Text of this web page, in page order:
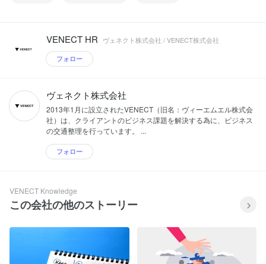
VENECT HR ヴェネクト株式会社 / VENECT株式会社
フォロー
ヴェネクト株式会社
2013年1月に設立されたVENECT（旧名：ヴィーエムエル株式会
社）は、クライアントのビジネス課題を解決する為に、ビジネス
の交通整理を行っています。 ...
フォロー
VENECT Knowledge
この会社の他のストーリー